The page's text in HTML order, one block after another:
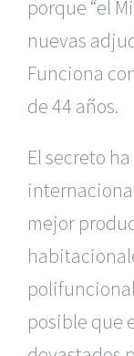
porque “el
nuevas
Funciona
de 44 años.
El secreto
mejor
posible que